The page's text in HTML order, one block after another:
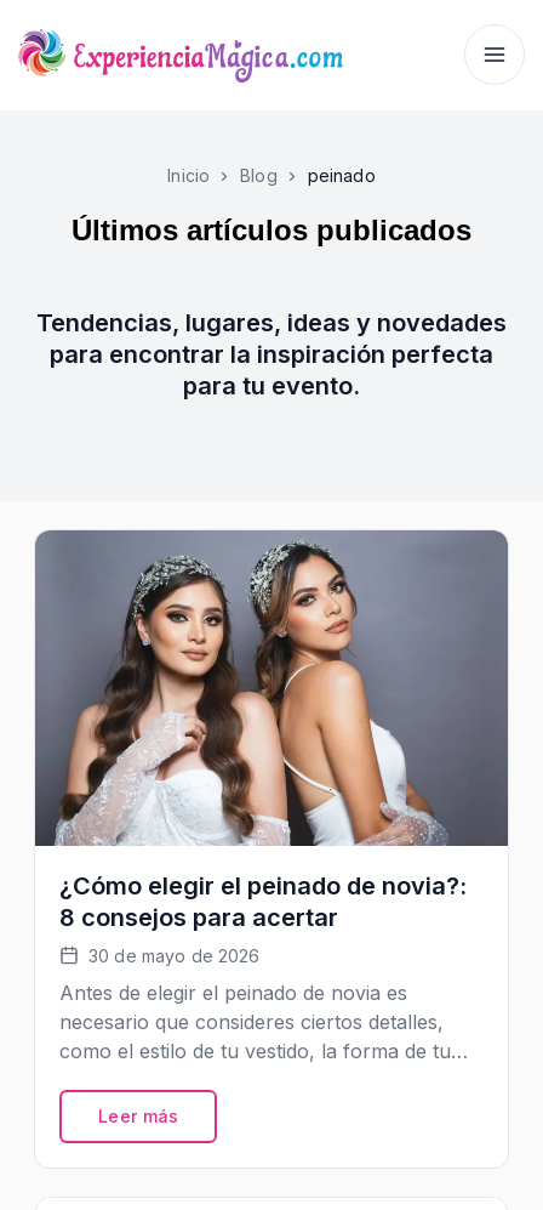
Inicio Blog peinado
Últimos artículos publicados
Tendencias, lugares, ideas y novedades
para encontrar la inspiración perfecta
para tu evento.
¿Cómo elegir el peinado de novia?:
8 consejos para acertar
30 de mayo de 2026
Antes de elegir el peinado de novia es
necesario que consideres ciertos detalles,
como el estilo de tu vestido, la forma de tu
llevarás. Te compartimos algunos tips para
que elijas el mejor, ¡toma nota!
Leer más